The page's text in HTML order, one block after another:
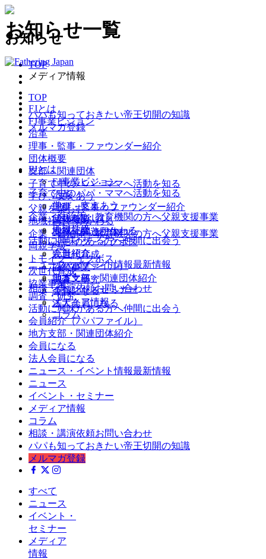
お知らせ一覧
パパも知っておきたい帝王切開の知識
メルマガ登録
FJとは
FJ事業ビジョン
沿革
理事・監事・ファウンダー紹介
団体概要
支部・関連団体
子育て中のパパ・ママへ活動を知る
学び、支えあう
父親を楽しむ
地域社会とかかわる
企業・自治体・教育機関の方へ父親支援事業
両親学級
トモイク・イクボス
次世代育成
協業事業
調査・研究
活動に興味がある方へ仲間に出会う
会員紹介
（パパファイル）
地方支部・関連団体紹介
会員になる
法人会員になる
ニュース・イベント情報最新情報
ニュース
イベント・セミナー
メディア情報
コラム
相談・講演依頼お問い合わせ
お知らせ
TOP
メディア情報
TOP
FJとは
FJ事業ビジョン
沿革
理事・監事・ファウンダー紹介
団体概要
支部・関連団体
子育て中のパパ・ママへ活動を知る
学び、支えあう
父親を楽しむ
地域社会とかかわる
企業・自治体・教育機関の方へ父親支援事業
両親学級
トモイク・イクボス
次世代育成
協業事業
調査・研究
活動に興味がある方へ仲間に出会う
会員紹介（パパファイル）
地方支部・関連団体紹介
会員になる
法人会員になる
ニュース・イベント情報最新情報
ニュース
イベント・セミナー
メディア情報
コラム
相談・講演依頼お問い合わせ
パパも知っておきたい帝王切開の知識
メルマガ登録
すべて
ニュース
イベント
・
セミナー
メディア
情報